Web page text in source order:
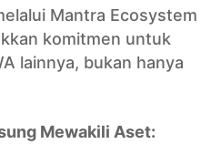
Mantra Ecosystem
komitmen untuk
lainnya, bukan hanya
Mewakili Aset: